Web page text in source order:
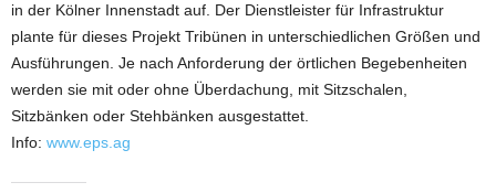
in der Kölner Innenstadt auf. Der Dienstleister für Infrastruktur
plante für dieses Projekt Tribünen in unterschiedlichen Größen und
Ausführungen. Je nach Anforderung der örtlichen Begebenheiten
werden sie mit oder ohne Überdachung, mit Sitzschalen,
Sitzbänken oder Stehbänken ausgestattet.
Info: www.eps.ag